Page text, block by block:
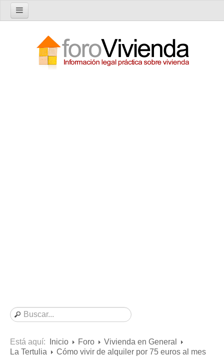
Nuevo tema
Contratos de Arrendamiento
De uso distinto al de vivienda
Otros contratos de Arrendamiento
Está aquí: Inicio Foro
Vivienda en General
La Tertulia
Cómo vivir de alquiler por 75 euros al mes